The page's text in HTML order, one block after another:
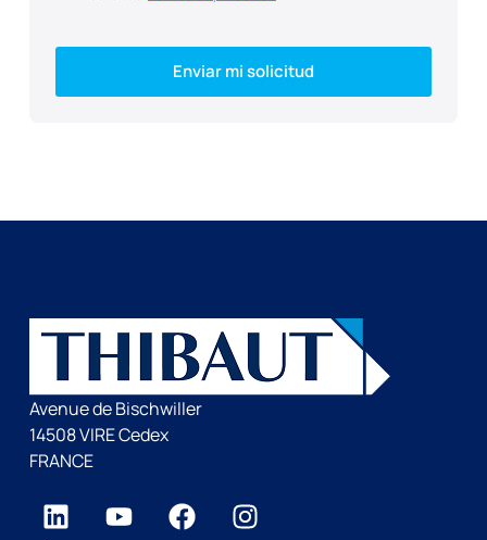
Avenue de Bischwiller
14508 VIRE Cedex
FRANCE